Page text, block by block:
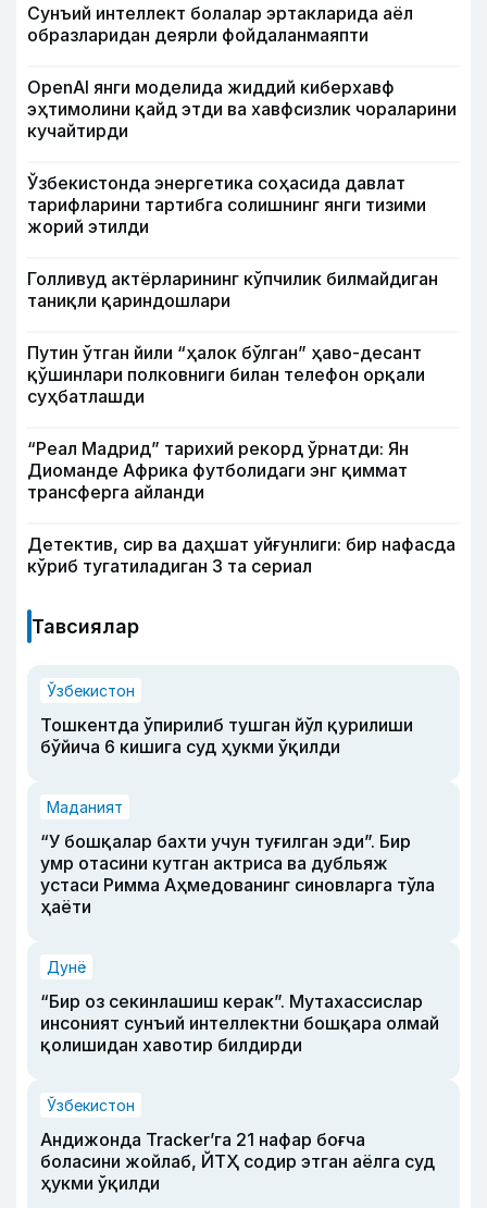
Сунъий интеллект болалар эртакларида аёл
образларидан деярли фойдаланмаяпти
OpenAI янги моделида жиддий киберхавф
эҳтимолини қайд этди ва хавфсизлик чораларини
кучайтирди
Ўзбекистонда энергетика соҳасида давлат
тарифларини тартибга солишнинг янги тизими
жорий этилди
Голливуд актёрларининг кўпчилик билмайдиган
таниқли қариндошлари
Путин ўтган йили “ҳалок бўлган” ҳаво-десант
қўшинлари полковниги билан телефон орқали
суҳбатлашди
“Реал Мадрид” тарихий рекорд ўрнатди: Ян
Диоманде Африка футболидаги энг қиммат
трансферга айланди
Детектив, сир ва даҳшат уйғунлиги: бир нафасда
кўриб тугатиладиган 3 та сериал
Тавсиялар
Ўзбекистон
Тошкентда ўпирилиб тушган йўл қурилиши
бўйича 6 кишига суд ҳукми ўқилди
Маданият
“У бошқалар бахти учун туғилган эди”. Бир
умр отасини кутган актриса ва дубльяж
устаси Римма Аҳмедованинг синовларга тўла
ҳаёти
Дунё
“Бир оз секинлашиш керак”. Мутахассислар
инсоният сунъий интеллектни бошқара олмай
қолишидан хавотир билдирди
Ўзбекистон
Андижонда Tracker’га 21 нафар боғча
боласини жойлаб, ЙТҲ содир этган аёлга суд
ҳукми ўқилди